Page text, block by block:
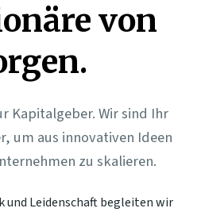
von
Kapitalgeber. Wir sind Ihr
um aus innovativen Ideen
zu skalieren.
und Leidenschaft begleiten wir